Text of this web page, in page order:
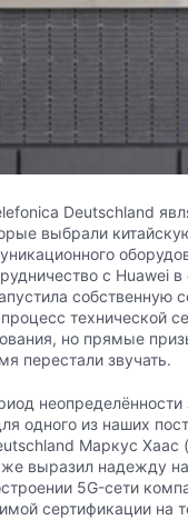
Deutschland
выбрали
с Huawei
собственную
технической
но прямые
перестали звучать.
одного из наших
Маркус
выразил надежду на
5G-сети
сертификации на